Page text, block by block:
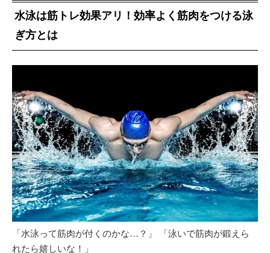
水泳は筋トレ効果アリ！効率よく筋肉をつける泳
ぎ方とは
「水泳って筋肉が付くのかな…？」 「泳いで筋肉が鍛えら
れたら嬉しいな！」